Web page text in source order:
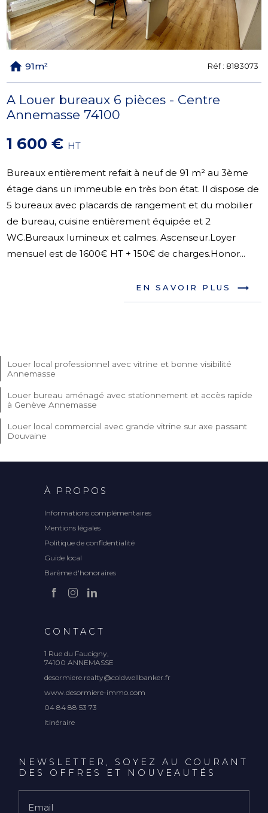
91m² Réf : 8183073
A Louer bureaux 6 pièces - Centre
Annemasse 74100
1 600 € HT
Bureaux entièrement refait à neuf de 91 m² au 3ème
étage dans un immeuble en très bon état. Il dispose de
5 bureaux avec placards de rangement et du mobilier
de bureau, cuisine entièrement équipée et 2
WC.Bureaux lumineux et calmes. Ascenseur.Loyer
mensuel est de 1600€ HT + 150€ de charges.Honor...
EN SAVOIR PLUS
Louer local professionnel avec vitrine et bonne visibilité
Annemasse
Louer bureau aménagé avec stationnement et accès rapide
à Genève Annemasse
Louer local commercial avec grande vitrine sur axe passant
Douvaine
À PROPOS
Informations complémentaires
Mentions légales
Politique de confidentialité
Guide local
Barème d'honoraires
CONTACT
1 Rue du Faucigny,
74100 ANNEMASSE
desormiere.realty@coldwellbanker.fr
www.desormiere-immo.com
04 84 88 53 73
Itinéraire
NEWSLETTER, SOYEZ AU COURANT
DES OFFRES ET NOUVEAUTÉS
Email